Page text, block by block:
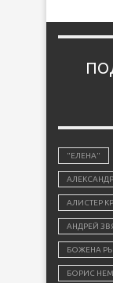
"ЕЛЕНА"
АЛИСТЕР
АНДРЕЙ
БОЖЕНА
БОРИС